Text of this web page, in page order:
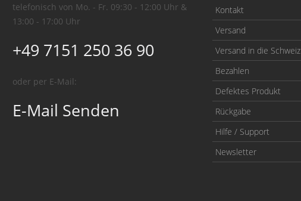
telefonisch von Mo. - Fr. 09:30 - 12:00 Uhr &
13:00 - 17:00 Uhr
+49 7151 250 36 90
oder per E-Mail:
E-Mail Senden
Kontakt
Versand
Versand in die Schweiz
Bezahlen
Defektes Produkt
Rückgabe
Hilfe / Support
Newsletter